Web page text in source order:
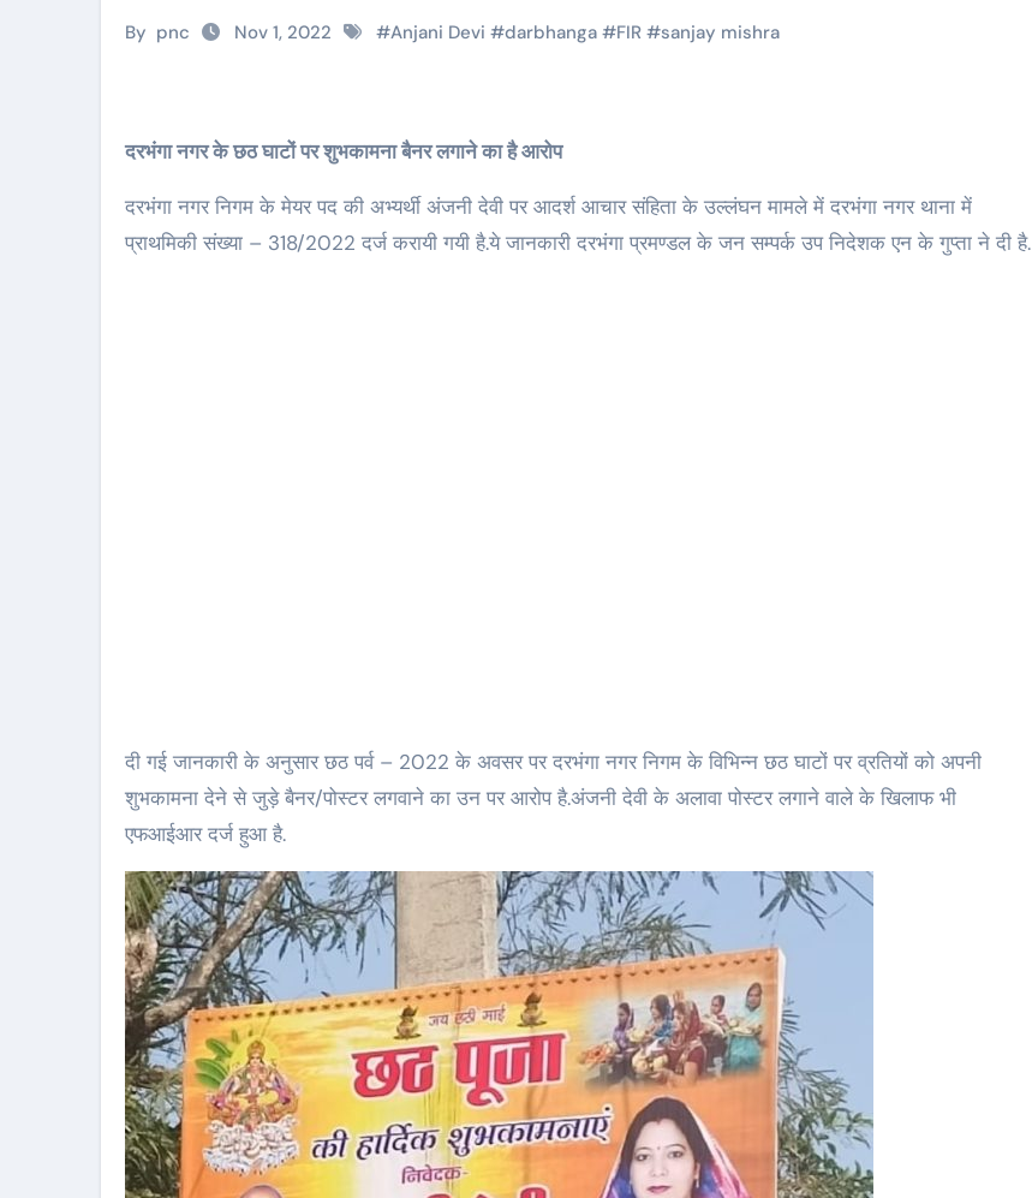
By pnc Nov 1, 2022 #Anjani Devi #darbhanga #FIR #sanjay mishra
दरभंगा नगर के छठ घाटों पर शुभकामना बैनर लगाने का है आरोप
दरभंगा नगर निगम के मेयर पद की अभ्यर्थी अंजनी देवी पर आदर्श आचार संहिता के उल्लंघन मामले में दरभंगा नगर थाना में
प्राथमिकी संख्या – 318/2022 दर्ज करायी गयी है.ये जानकारी दरभंगा प्रमण्डल के जन सम्पर्क उप निदेशक एन के गुप्ता ने दी है.
दी गई जानकारी के अनुसार छठ पर्व – 2022 के अवसर पर दरभंगा नगर निगम के विभिन्न छठ घाटों पर व्रतियों को अपनी
शुभकामना देने से जुड़े बैनर/पोस्टर लगवाने का उन पर आरोप है.अंजनी देवी के अलावा पोस्टर लगाने वाले के खिलाफ भी
एफआईआर दर्ज हुआ है.